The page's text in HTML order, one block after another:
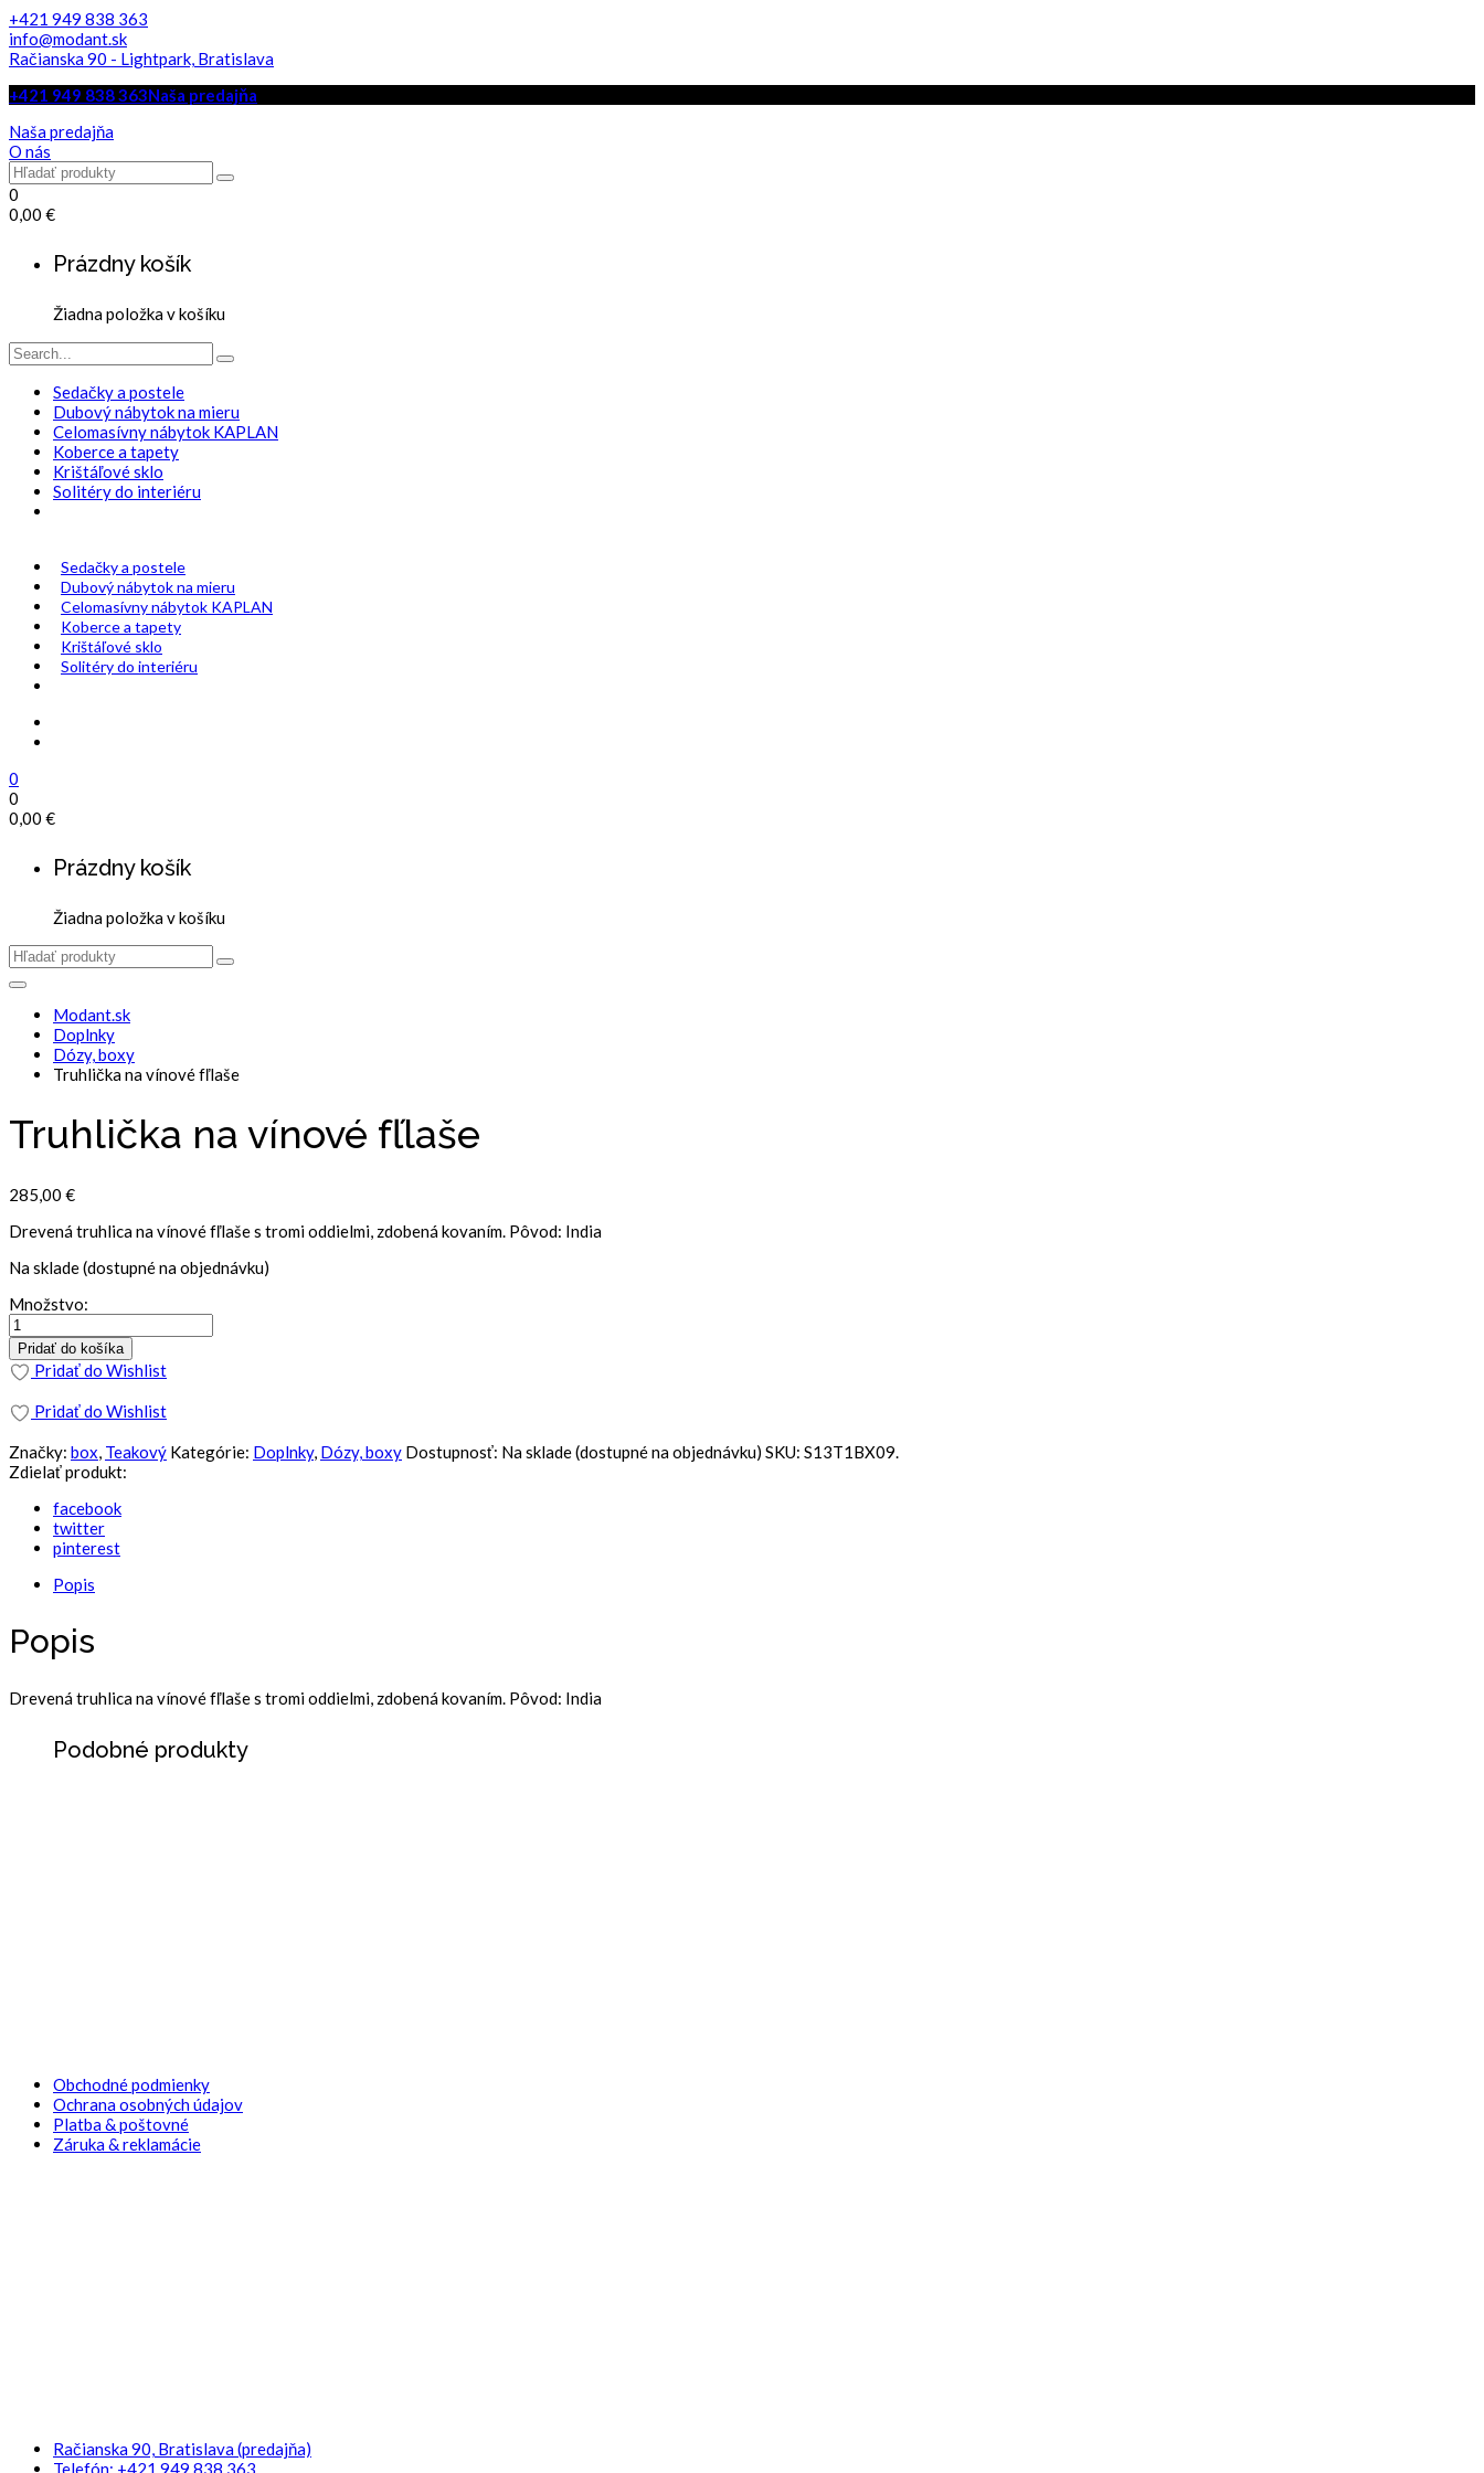
+421 949 838 363
info@modant.sk
Račianska 90 - Lightpark, Bratislava
+421 949 838 363Naša predajňa
Naša predajňa
O nás
0
0,00 €
Prázdny košík
Žiadna položka v košíku
Sedačky a postele
Dubový nábytok na mieru
Celomasívny nábytok KAPLAN
Koberce a tapety
Krištáľové sklo
Solitéry do interiéru
Sedačky a postele
Dubový nábytok na mieru
Celomasívny nábytok KAPLAN
Koberce a tapety
Krištáľové sklo
Solitéry do interiéru
0
0
0,00 €
Prázdny košík
Žiadna položka v košíku
Modant.sk
Doplnky
Dózy, boxy
Truhlička na vínové fľlaše
Truhlička na vínové fľlaše
285,00 €
Drevená truhlica na vínové fľlaše s tromi oddielmi, zdobená kovaním. Pôvod: India
Na sklade (dostupné na objednávku)
Množstvo:
Pridať do košíka
Pridať do Wishlist
Pridať do Wishlist
Značky: box, Teakový Kategórie: Doplnky, Dózy, boxy Dostupnosť: Na sklade (dostupné na objednávku) SKU: S13T1BX09.
Zdielať produkt:
facebook
twitter
pinterest
Popis
Popis
Drevená truhlica na vínové fľlaše s tromi oddielmi, zdobená kovaním. Pôvod: India
Podobné produkty
Obchodné podmienky
Ochrana osobných údajov
Platba & poštovné
Záruka & reklamácie
Račianska 90, Bratislava (predajňa)
Telefón: +421 949 838 363